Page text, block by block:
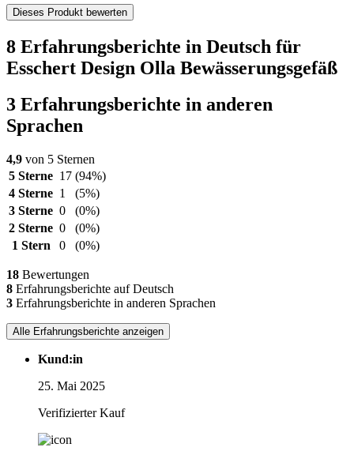
Dieses Produkt bewerten
8 Erfahrungsberichte in Deutsch für
Esschert Design Olla Bewässerungsgefäß
3 Erfahrungsberichte in anderen
Sprachen
4,9 von 5 Sternen
5 Sterne 17 (94%)
4 Sterne 1
(5%)
3 Sterne 0
(0%)
2 Sterne 0
(0%)
1 Stern
0 (0%)
18 Bewertungen
8 Erfahrungsberichte auf Deutsch
3 Erfahrungsberichte in anderen Sprachen
Alle Erfahrungsberichte anzeigen
Kund:in
25. Mai 2025
Verifizierter Kauf